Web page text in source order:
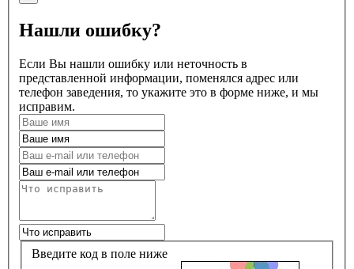
Нашли ошибку?
Если Вы нашли ошибку или неточность в
представленной информации, поменялся адрес или
телефон заведения, то укажите это в форме ниже, и мы
исправим.
Введите код в поле ниже